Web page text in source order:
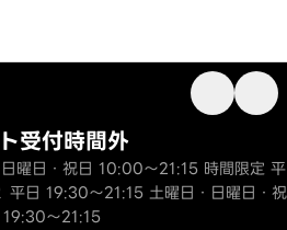
受付時間外
曜日・祝日 10:00～21:15 時間限定 平
日 19:30～21:15 土曜日・日曜日・祝
19:30～21:15